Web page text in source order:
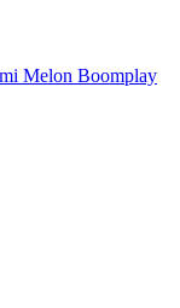
Melon Boomplay